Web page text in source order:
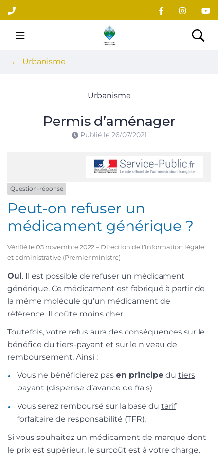
Aller
au
contenu
Site officiel du village
Urbanisme
Urbanisme
Permis d’aménager
Publié le 26/07/2021
Question-réponse
Peut-on refuser un
médicament générique ?
Vérifié le 03 novembre 2022 – Direction de l’information légale
et administrative (Premier ministre)
Oui. Il est possible de refuser un médicament
générique. Ce médicament est fabriqué à partir de
la même molécule qu’un médicament de
référence. Il coûte moins cher.
Toutefois, votre refus aura des conséquences sur le
bénéfice du tiers-payant et sur le niveau de
remboursement. Ainsi :
Vous ne bénéficierez pas en principe du tiers
payant (dispense d’avance de frais)
Vous serez remboursé sur la base du tarif
forfaitaire de responsabilité (TFR).
Si vous souhaitez un médicament de marque dont
le prix est supérieur, le surcoût est à votre charge.